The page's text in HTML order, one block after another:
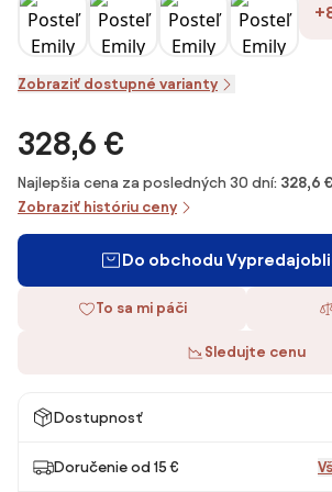
Zobraziť dostupné varianty
328,6 €
Najlepšia cena za posledných 30 dní: 328,6 €
Zobraziť históriu ceny
Do obchodu
To sa mi páči
Sledujte cenu
Dostupnosť
Doručenie od 15 €